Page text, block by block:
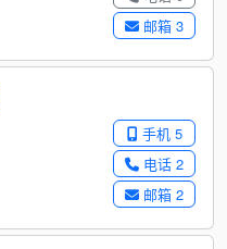
邮箱 3
手机 5
电话 2
邮箱 2